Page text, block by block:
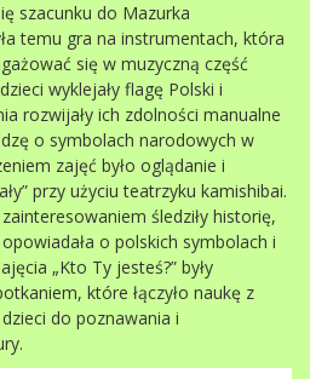
szacunku do Mazurka
temu gra na instrumentach, która
się w muzyczną część
wyklejały flagę Polski i
rozwijały ich zdolności manualne
o symbolach narodowych w
zajęć było oglądanie i
przy użyciu teatrzyku kamishibai.
śledziły historię,
o polskich symbolach i
„Kto Ty jesteś?” były
które łączyło naukę z
do poznawania i